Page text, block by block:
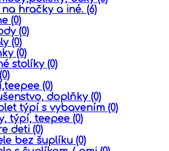
na hračky a iné. (6)
(0)
(0)
(0)
(0)
stolíky (0)
(0)
(0)
doplňky (0)
týpí s vybavením (0)
týpí, teepee (0)
deti (0)
bez šuplíku (0)